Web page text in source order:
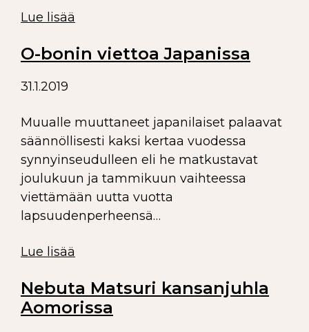
Lue lisää
O-bonin viettoa Japanissa
31.1.2019
Muualle muuttaneet japanilaiset palaavat
säännöllisesti kaksi kertaa vuodessa
synnyinseudulleen eli he matkustavat
joulukuun ja tammikuun vaihteessa
viettämään uutta vuotta
lapsuudenperheensä…
Lue lisää
Nebuta Matsuri kansanjuhla
Aomorissa